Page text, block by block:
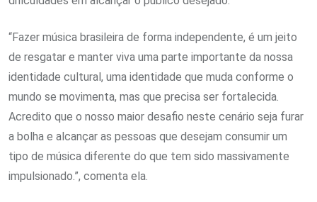
“Fazer música brasileira de forma independente, é um jeito
de resgatar e manter viva uma parte importante da nossa
identidade cultural, uma identidade que muda conforme o
mundo se movimenta, mas que precisa ser fortalecida.
Acredito que o nosso maior desafio neste cenário seja furar
a bolha e alcançar as pessoas que desejam consumir um
tipo de música diferente do que tem sido massivamente
impulsionado.”, comenta ela.